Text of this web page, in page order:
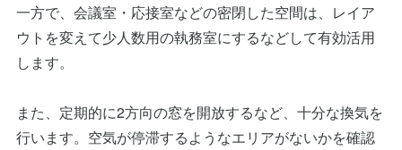
一方で、会議室・応接室などの密閉した空間は、レイア
ウトを変えて少人数用の執務室にするなどして有効活用
します。
また、定期的に2方向の窓を開放するなど、十分な換気を
行います。空気が停滞するようなエリアがないかを確認